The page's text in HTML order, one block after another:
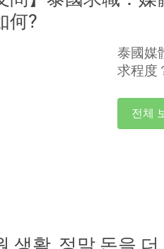
何?
泰國媒
求程度
전체
생활, 정말 돈을